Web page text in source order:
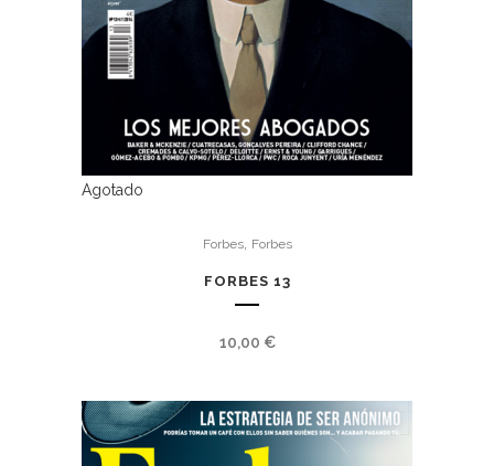
Agotado
Forbes, Forbes
FORBES 13
10,00 €